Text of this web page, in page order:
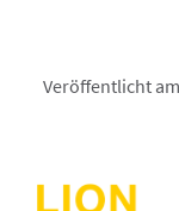
Veröffentlicht